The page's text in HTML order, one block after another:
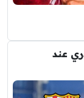
عند